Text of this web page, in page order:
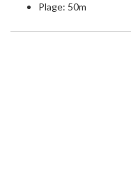
Plage: 50m